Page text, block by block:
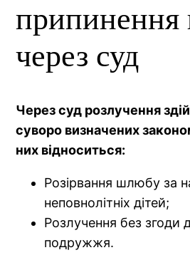
через суд
Через суд розлучення
суворо визначених
них відноситься:
Розірвання шлюбу за
неповнолітніх дітей;
Розлучення без згоди
подружжя.